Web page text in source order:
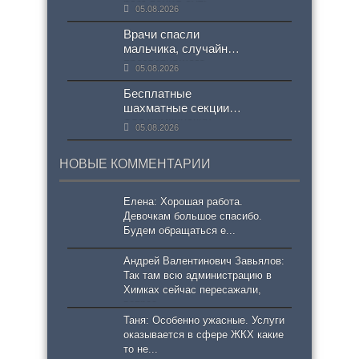
разъяснил суть
нового проекта
СанПиН
05.08.2026
Врачи спасли
мальчика, случайно
проглотившего
«богиню богатства»
05.08.2026
Бесплатные
шахматные секции
для химкинских
школьников
05.08.2026
НОВЫЕ КОММЕНТАРИИ
Елена: Хорошая работа.
Девочкам большое спасибо.
Будем обращаться е...
Андрей Валентинович Завьялов:
Так там всю администрацию в
Химках сейчас пересажали,
вопрос...
Таня: Особенно ужасные. Услуги
оказывается в сфере ЖКХ какие
то не...